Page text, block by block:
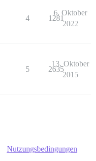
4 1281
6. Oktober
2022
5 2635
13. Oktober
2015
Nutzungsbedingungen